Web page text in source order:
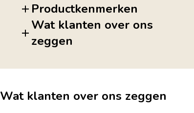
Productkenmerken
Wat klanten over ons
zeggen
Wat klanten over ons zeggen